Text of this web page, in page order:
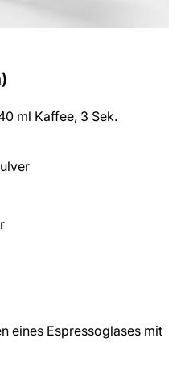
ml Kaffee, 3 Sek.
eines Espressoglases mit